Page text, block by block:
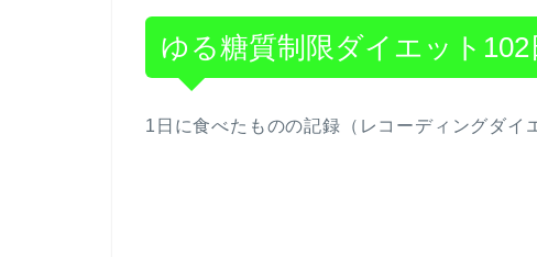
ゆる糖質制限ダイエット
1日に食べたものの記録（レコーディングダイ